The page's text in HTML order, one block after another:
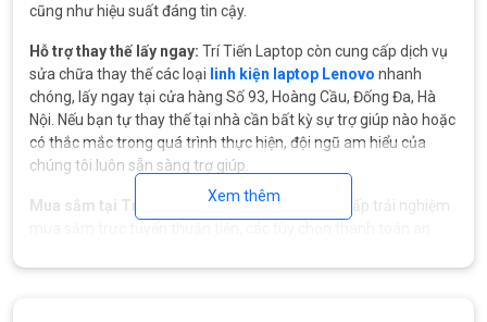
cũng như hiệu suất đáng tin cậy.
Hỗ trợ thay thế lấy ngay: Trí Tiến Laptop còn cung cấp dịch vụ
sửa chữa thay thế các loại linh kiện laptop Lenovo nhanh
chóng, lấy ngay tại cửa hàng Số 93, Hoàng Cầu, Đống Đa, Hà
Nội. Nếu bạn tự thay thế tại nhà cần bất kỳ sự trợ giúp nào hoặc
có thắc mắc trong quá trình thực hiện, đội ngũ am hiểu của
chúng tôi luôn sẵn sàng trợ giúp.
Mua sắm tại Trí Tiến Laptop:Chúng tôi cung cấp trải nghiệm
bạn. Hãy yên tâm rằng bạn đang mua pin laptop Lenovo an
Xem thêm